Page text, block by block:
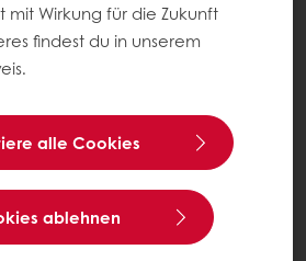
mit Wirkung für die Zukunft
findest du in unserem
alle Cookies
ablehnen